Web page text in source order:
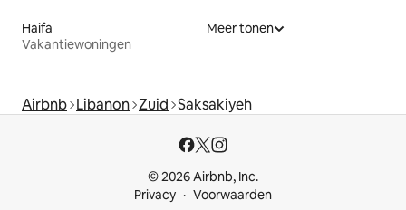
Haifa
Vakantiewoningen
Meer tonen
Airbnb Libanon Zuid Saksakiyeh
© 2026 Airbnb, Inc.
Privacy
Voorwaarden